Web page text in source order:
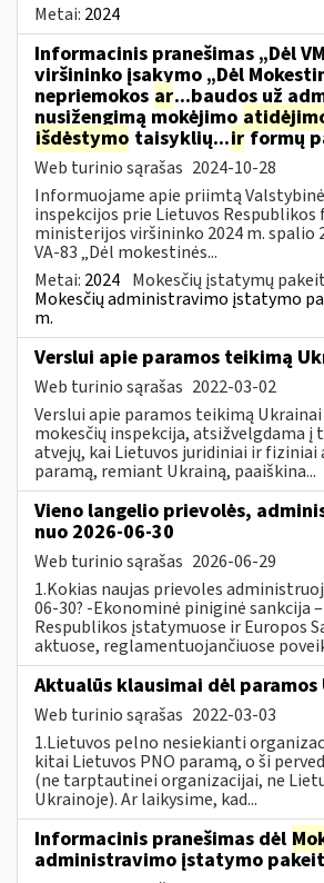
Metai: 2024
Informacinis pranešimas „Dėl
viršininko įsakymo „Dėl
nepriemokos ar...baudos už
nusižengimą mokėjimo
išdėstymo taisyklių...irformų
Web turinio sąrašas 2024-10-28
Informuojame apie priimtą
inspekcijos prie Lietuvos Respublikos
ministerijos viršininko 2024 m. spalio
VA-83 „Dėl mokestinės...
Metai: 2024 Mokesčių įstatymų
Mokesčių administravimo įstatymo
m.
Verslui apie paramos teikimą
Web turinio sąrašas 2022-03-02
Verslui apie paramos teikimą
mokesčių inspekcija, atsižvelgdama į
atvejų, kai Lietuvos juridiniai ir fiziniai
paramą, remiant Ukrainą, paaiškina...
Vieno langelio prievolės,
nuo 2026-06-30
Web turinio sąrašas 2026-06-29
1.Kokias naujas prievoles
06-30? -Ekonominė piniginė sankcija
Respublikos įstatymuose ir Europos
aktuose, reglamentuojančiuose
Aktualūs klausimai dėl paramos
Web turinio sąrašas 2022-03-03
1.Lietuvos pelno nesiekianti
kitai Lietuvos PNO paramą, o ši
(ne tarptautinei organizacijai, ne
Ukrainoje). Ar laikysime, kad...
Informacinis pranešimas dėl
administravimo įstatymo